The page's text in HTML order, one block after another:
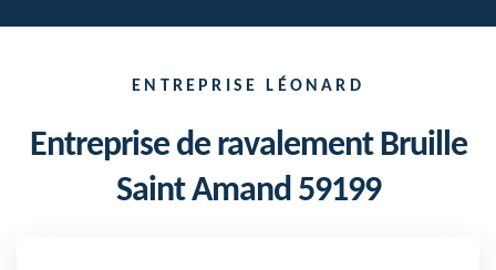
ENTREPRISE LÉONARD
Entreprise de ravalement Bruille
Saint Amand 59199